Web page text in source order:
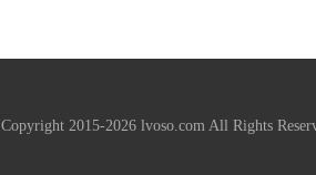
Copyright 2015-2026 lvoso.com All Rights